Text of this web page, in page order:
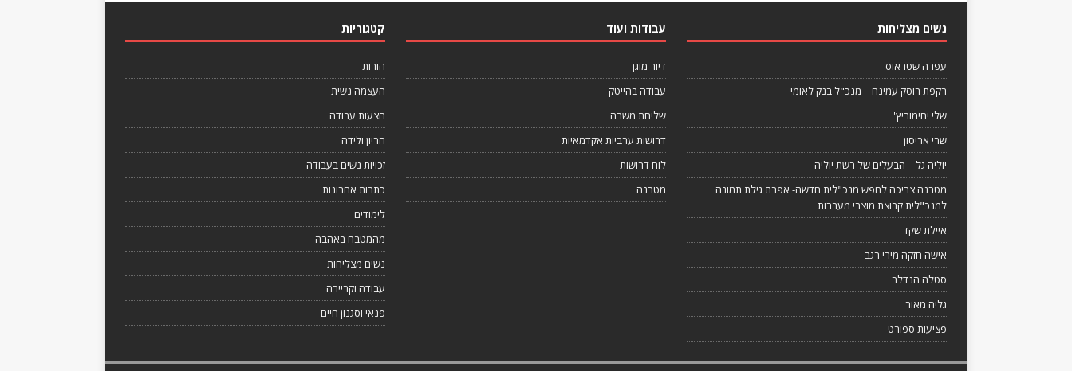
נשים מצליחות
עפרה שטראוס
רקפת רוסק עמינח – מנכ"ל בנק לאומי
שלי יחימוביץ'
שרי אריסון
יוליה גל – הבעלים של רשת יוליה
מטרנה צריכה לחפש מנכ"לית חדשה- אפרת גילת תמונה
למנכ"לית קבוצת מוצרי מעברות
איילת שקד
אישה חזקה מירי רגב
סטלה הנדלר
גליה מאור
פציעות ספורט
עבודות ועוד
דיור מוגן
עבודה בהייטק
שליחת משרה
דרושות ערביות אקדמאיות
לוח דרושות
מטרנה
קטגוריות
הורות
העצמה נשית
הצעות עבודה
הריון ולידה
זכויות נשים בעבודה
כתבות אחרונות
לימודים
מהמטבח באהבה
נשים מצליחות
עבודה וקריירה
פנאי וסגנון חיים